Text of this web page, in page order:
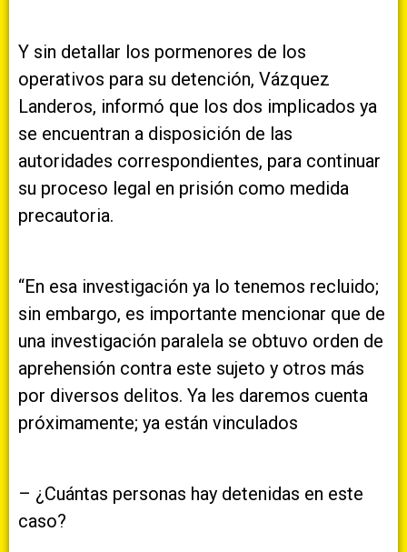
Y sin detallar los pormenores de los
operativos para su detención, Vázquez
Landeros, informó que los dos implicados ya
se encuentran a disposición de las
autoridades correspondientes, para continuar
su proceso legal en prisión como medida
precautoria.
“En esa investigación ya lo tenemos recluido;
sin embargo, es importante mencionar que de
una investigación paralela se obtuvo orden de
aprehensión contra este sujeto y otros más
por diversos delitos. Ya les daremos cuenta
próximamente; ya están vinculados
– ¿Cuántas personas hay detenidas en este
caso?